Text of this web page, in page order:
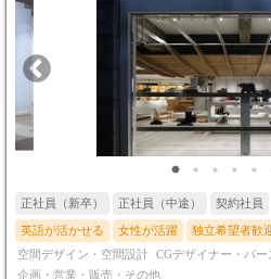
正社員（新卒） 正社員（中途） 契約社員
英語が活かせる 女性が活躍 独立希望者歓
空間デザイン・空間設計 CGデザイナー・パ
企画・営業・販売・その他